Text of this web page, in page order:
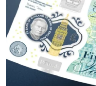
Şirket Haberleri